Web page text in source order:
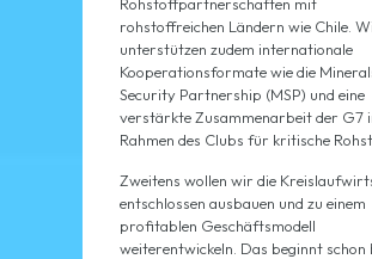
rohstoffreichen Ländern wie Chile.
unterstützen zudem internationale
Kooperationsformate wie die
Security Partnership (MSP) und eine
verstärkte Zusammenarbeit der G7
Rahmen des Clubs für kritische
Zweitens wollen wir die
entschlossen ausbauen und zu einem
profitablen Geschäftsmodell
weiterentwickeln. Das beginnt schon